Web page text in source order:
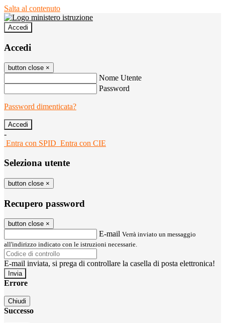
Salta al contenuto
Accedi
Accedi
button close ×
Nome Utente
Password
Password dimenticata?
-
Entra con SPID Entra con CIE
Seleziona utente
button close ×
Recupero password
button close ×
E-mail Verrà inviato un messaggio
all'indirizzo indicato con le istruzioni necessarie.
E-mail inviata, si prega di controllare la casella di posta elettronica!
Errore
Chiudi
Successo